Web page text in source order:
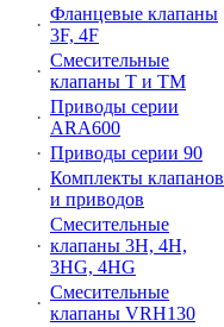
·
Фланцевые клапаны
3F, 4F
·
Смесительные
клапаны Т и ТМ
·
Приводы серии
ARA600
· Приводы серии 90
·
Комплекты клапанов
и приводов
·
Смесительные
клапаны 3Н, 4Н,
3HG, 4HG
·
Смесительные
клапаны VRH130